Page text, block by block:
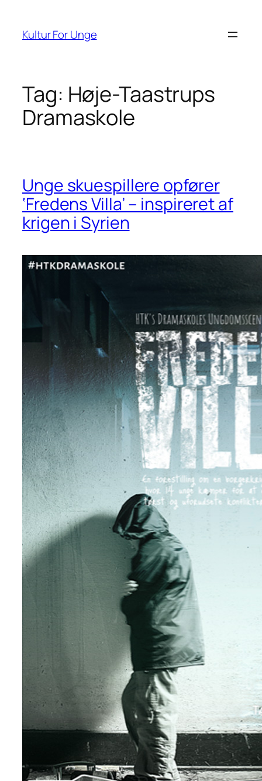
indhold
Kultur For Unge
Tag: Høje-Taastrups
Dramaskole
Unge skuespillere opfører
‘Fredens Villa’ – inspireret af
krigen i Syrien